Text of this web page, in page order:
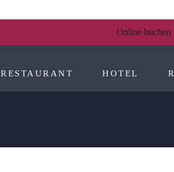
Online buchen
RESTAURANT HOTEL